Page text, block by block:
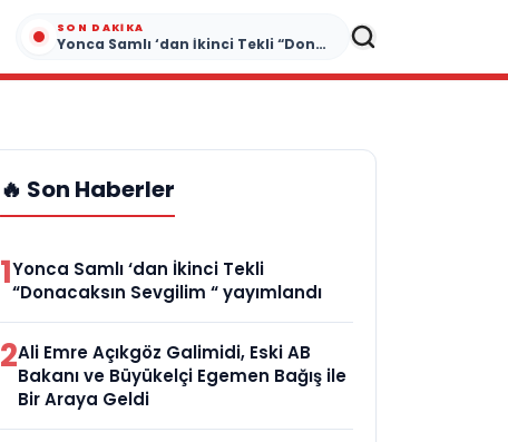
SON DAKIKA
Yonca Samlı ‘dan İkinci Tekli “Donacaksın Sevgilim “ yayımlandı
🔥 Son Haberler
1Yonca Samlı ‘dan İkinci Tekli
“Donacaksın Sevgilim “ yayımlandı
2Ali Emre Açıkgöz Galimidi, Eski AB
Bakanı ve Büyükelçi Egemen Bağış ile
Bir Araya Geldi